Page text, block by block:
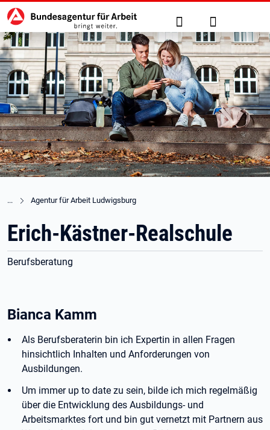
zu den Hauptinhalten springen
Hauptnavigation Suche Anmelden
Agentur für Arbeit Ludwigsburg
Erich-Kästner-Realschule
Berufsberatung
Bianca Kamm
Als Berufsberaterin bin ich Expertin in allen Fragen
hinsichtlich Inhalten und Anforderungen von
Ausbildungen.
Um immer up to date zu sein, bilde ich mich regelmäßig
über die Entwicklung des Ausbildungs- und
Arbeitsmarktes fort und bin gut vernetzt mit Partnern aus